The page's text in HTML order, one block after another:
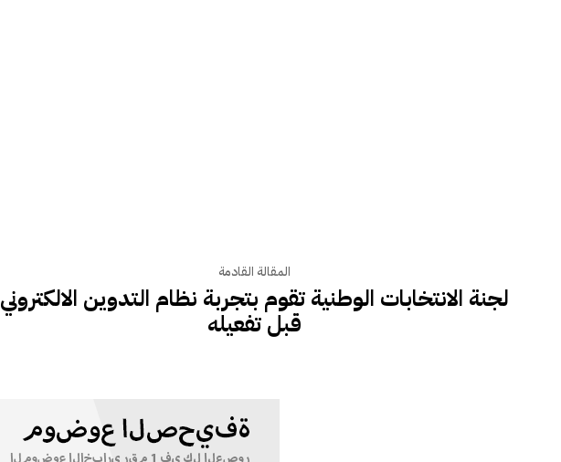
المقالة القادمة
لجنة الانتخابات الوطنية تقوم بتجربة نظام التدوين الالكتروني
قبل تفعيله